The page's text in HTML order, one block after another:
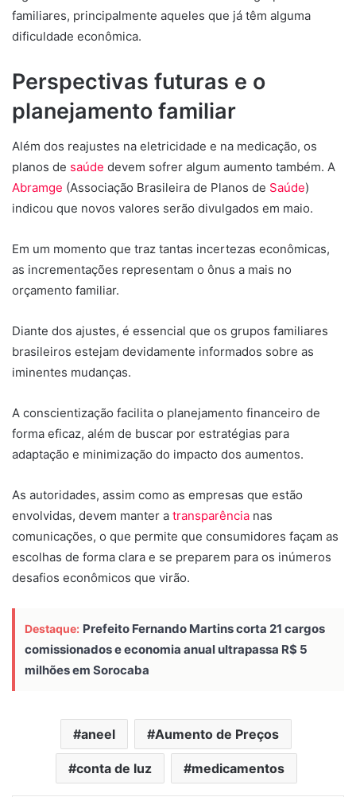
familiares, principalmente aqueles que já têm alguma
dificuldade econômica.
Perspectivas futuras e o
planejamento familiar
Além dos reajustes na eletricidade e na medicação, os
planos de saúde devem sofrer algum aumento também. A
Abramge (Associação Brasileira de Planos de Saúde)
indicou que novos valores serão divulgados em maio.
Em um momento que traz tantas incertezas econômicas,
as incrementações representam o ônus a mais no
orçamento familiar.
Diante dos ajustes, é essencial que os grupos familiares
brasileiros estejam devidamente informados sobre as
iminentes mudanças.
A conscientização facilita o planejamento financeiro de
forma eficaz, além de buscar por estratégias para
adaptação e minimização do impacto dos aumentos.
As autoridades, assim como as empresas que estão
envolvidas, devem manter a transparência nas
comunicações, o que permite que consumidores façam as
escolhas de forma clara e se preparem para os inúmeros
desafios econômicos que virão.
Destaque: Prefeito Fernando Martins corta 21 cargos
comissionados e economia anual ultrapassa R$ 5
milhões em Sorocaba
aneel Aumento de Preços
conta de luz medicamentos